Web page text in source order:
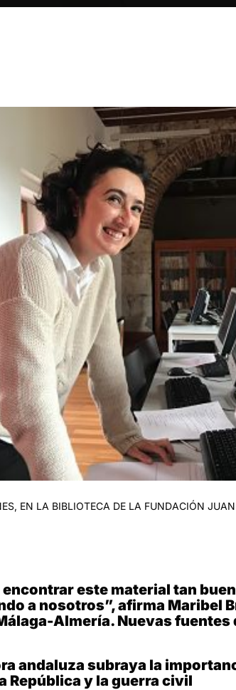
EN LA BIBLIOTECA DE LA FUNDACIÓN
encontrar este material tan
a nosotros”, afirma Maribel
Almería. Nuevas
andaluza subraya la
República y la guerra civil